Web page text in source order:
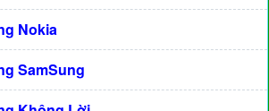
Nokia
SamSung